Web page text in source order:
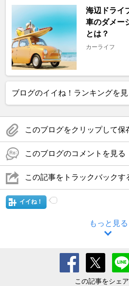
海辺ドライ
車のダメー
とは？
カーライフ
ブログのイイね！ランキングを見
このブログをクリップして保
このブログのコメントを見る
この記事をトラックバックす
イイね！
もっと見る
この記事をシェ